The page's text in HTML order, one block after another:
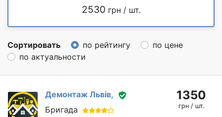
2530 грн / шт.
Сортировать по рейтингу
по цене
по актуальности
Демонтаж Львів,
Бригада
1350
грн / шт.